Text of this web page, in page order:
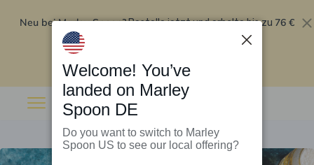
Neu bei Marley Spoon?Bestelle jetzt und erhalte bis zu 76 €
Rabatt auf deine ersten fünf Boxen
Welcome! You’ve
landed on Marley
Spoon DE
Do you want to switch to Marley
Spoon US to see our local offering?